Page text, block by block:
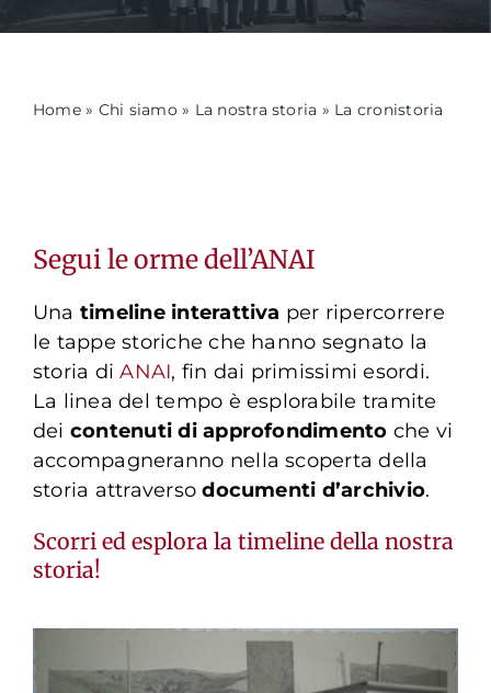
CERCA
PER:
Home» Chi siamo» La nostra storia » La cronistoria
Segui le orme dell’ANAI
Una timeline interattiva per ripercorrere
le tappe storiche che hanno segnato la
storia diANAI, fin dai primissimi esordi.
La linea del tempo è esplorabile tramite
dei contenuti di approfondimento che vi
accompagneranno nella scoperta della
storia attraversodocumenti d’archivio.
Scorri ed esplora la timeline della nostra
storia!